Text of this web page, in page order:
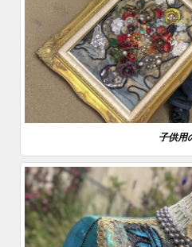
子供用